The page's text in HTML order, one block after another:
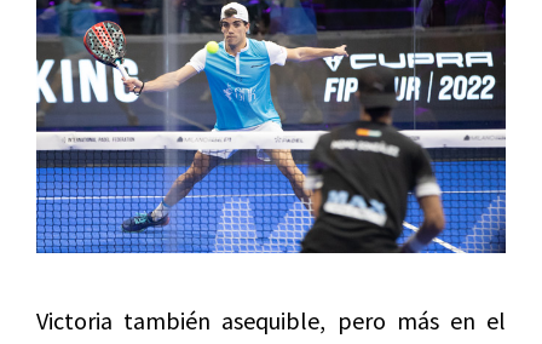
Victoria también asequible, pero más en el